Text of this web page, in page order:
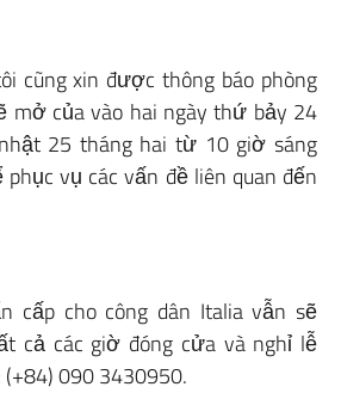
cũng xin được thông báo phòng
mở của vào hai ngày thứ bảy 24
25 tháng hai từ 10 giờ sáng
vụ các vấn đề liên quan đến
cấp cho công dân Italia vẫn sẽ
cả các giờ đóng cửa và nghỉ lễ
(+84) 090 3430950.